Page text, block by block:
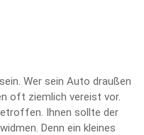
Wer sein Auto draußen
oft ziemlich vereist vor.
Ihnen sollte der
Denn ein kleines